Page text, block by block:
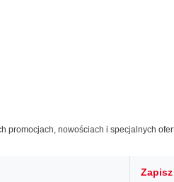
promocjach, nowościach i specjalnych
Zapisz